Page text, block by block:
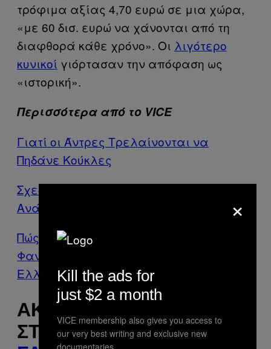
τρόφιμα αξίας 4,70 ευρώ σε μια χώρα,
«με 60 δισ. ευρώ να χάνονται από τη
διαφθορά κάθε χρόνο». Οι λιγότερο
κυνικοί γιόρτασαν την απόφαση ως
«ιστορική».
Περισσότερα από το VICE
Γιατί οι Άντρες Τρελαίνονται να
Πηδάνε Κούκλες
Σχεδόν Σαράντα Νεκροί για μια
Ανάσταση
Πώς Πραγματοποίησα την Ερωτική μου
Φαντασίωση σε Ένα Χαμάμ στην
Ελλάδα
ΑΚΟΛΟΥΘΉΣΤΕ ΤΟ VICE
ΣΤΟTWITTER,
×
Kill the ads for
just $2 a month
VICE membership also gives you access to
our very best writing and exclusive new
documentaries.